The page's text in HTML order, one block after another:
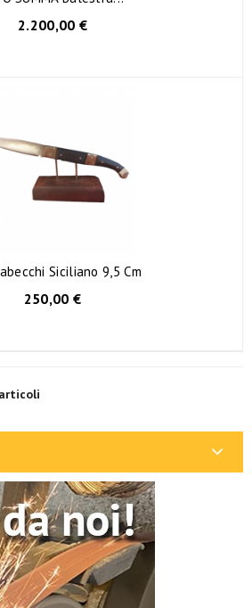
2.200,00 €
Siciliano 9,5 Cm
250,00 €